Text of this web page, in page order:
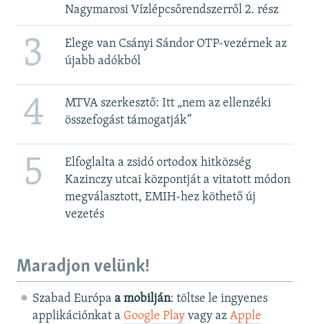
Nagymarosi Vízlépcsőrendszerről 2. rész
3
Elege van Csányi Sándor OTP-vezérnek az
újabb adókból
4
MTVA szerkesztő: Itt „nem az ellenzéki
összefogást támogatják”
5
Elfoglalta a zsidó ortodox hitközség
Kazinczy utcai központját a vitatott módon
megválasztott, EMIH-hez köthető új
vezetés
Maradjon velünk!
Szabad Európa a mobilján: töltse le ingyenes
applikációnkat a Google Playvagy az Apple